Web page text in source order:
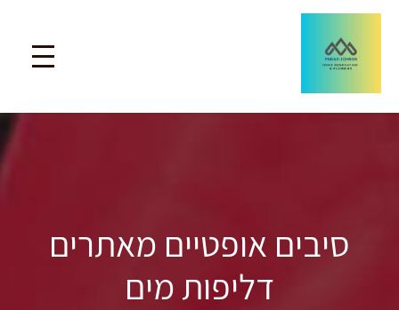
סיבים אופטיים מאתרים
דליפות מים